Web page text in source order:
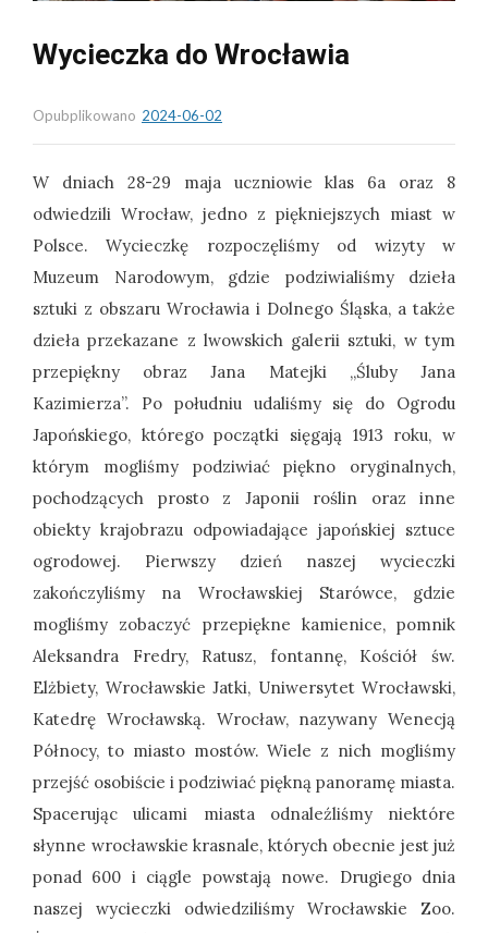
Wycieczka do Wrocławia
Opubplikowano 2024-06-02
W dniach 28-29 maja uczniowie klas 6a oraz 8
odwiedzili Wrocław, jedno z piękniejszych miast w
Polsce. Wycieczkę rozpoczęliśmy od wizyty w
Muzeum Narodowym, gdzie podziwialiśmy dzieła
sztuki z obszaru Wrocławia i Dolnego Śląska, a także
dzieła przekazane z lwowskich galerii sztuki, w tym
przepiękny obraz Jana Matejki „Śluby Jana
Kazimierza”. Po południu udaliśmy się do Ogrodu
Japońskiego, którego początki sięgają 1913 roku, w
którym mogliśmy podziwiać piękno oryginalnych,
pochodzących prosto z Japonii roślin oraz inne
obiekty krajobrazu odpowiadające japońskiej sztuce
ogrodowej. Pierwszy dzień naszej wycieczki
zakończyliśmy na Wrocławskiej Starówce, gdzie
mogliśmy zobaczyć przepiękne kamienice, pomnik
Aleksandra Fredry, Ratusz, fontannę, Kościół św.
Elżbiety, Wrocławskie Jatki, Uniwersytet Wrocławski,
Katedrę Wrocławską. Wrocław, nazywany Wenecją
Północy, to miasto mostów. Wiele z nich mogliśmy
przejść osobiście i podziwiać piękną panoramę miasta.
Spacerując ulicami miasta odnaleźliśmy niektóre
słynne wrocławskie krasnale, których obecnie jest już
ponad 600 i ciągle powstają nowe. Drugiego dnia
naszej wycieczki odwiedziliśmy Wrocławskie Zoo.